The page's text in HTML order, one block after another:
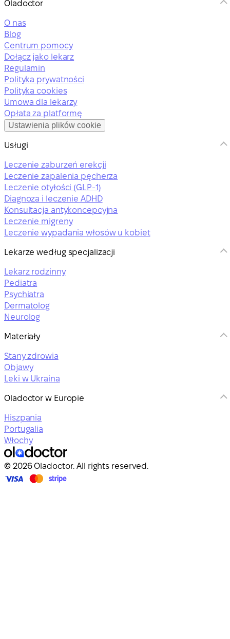
Oladoctor
O nas
Blog
Centrum pomocy
Dołącz jako lekarz
Regulamin
Polityka prywatności
Polityka cookies
Umowa dla lekarzy
Opłata za platformę
Ustawienia plików cookie
Usługi
Leczenie zaburzeń erekcji
Leczenie zapalenia pęcherza
Leczenie otyłości (GLP-1)
Diagnoza i leczenie ADHD
Konsultacja antykoncepcyjna
Leczenie migreny
Leczenie wypadania włosów u kobiet
Lekarze według specjalizacji
Lekarz rodzinny
Pediatra
Psychiatra
Dermatolog
Neurolog
Materiały
Stany zdrowia
Objawy
Leki w Ukraina
Oladoctor w Europie
Hiszpania
Portugalia
Włochy
© 2026 Oladoctor. All rights reserved.